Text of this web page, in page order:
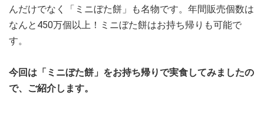
んだけでなく「ミニぼた餅」も名物です。年間販売個数は
なんと450万個以上！ミニぼた餅はお持ち帰りも可能で
す。
今回は「ミニぼた餅」をお持ち帰りで実食してみましたの
で、ご紹介します。